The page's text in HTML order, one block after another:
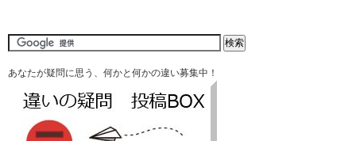
あなたが疑問に思う、何かと何かの違い募集中！